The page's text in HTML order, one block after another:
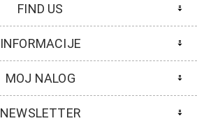
FIND US
INFORMACIJE
MOJ NALOG
NEWSLETTER